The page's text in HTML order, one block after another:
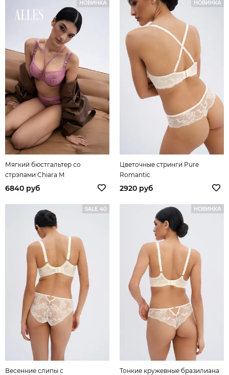
НОВИНКА
Мягкий бюстгальтер со
стрэпами Chiara M
6840 руб
НОВИНКА
Цветочные стринги Pure
Romantic
2920 руб
SALE 40
Весенние слипы с
НОВИНКА
Тонкие кружевные бразилиана